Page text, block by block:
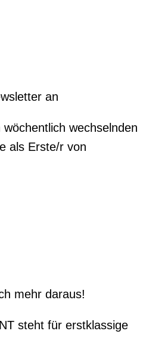
an
wechselnden
als Erste/r von
mehr daraus!
steht für erstklassige